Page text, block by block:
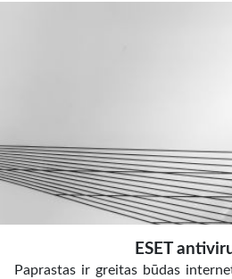
ESET
Paprastas ir greitas būdas